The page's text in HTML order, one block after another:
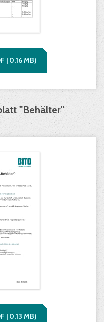
| 0,16MB)
"Behälter"
| 0,13 MB)